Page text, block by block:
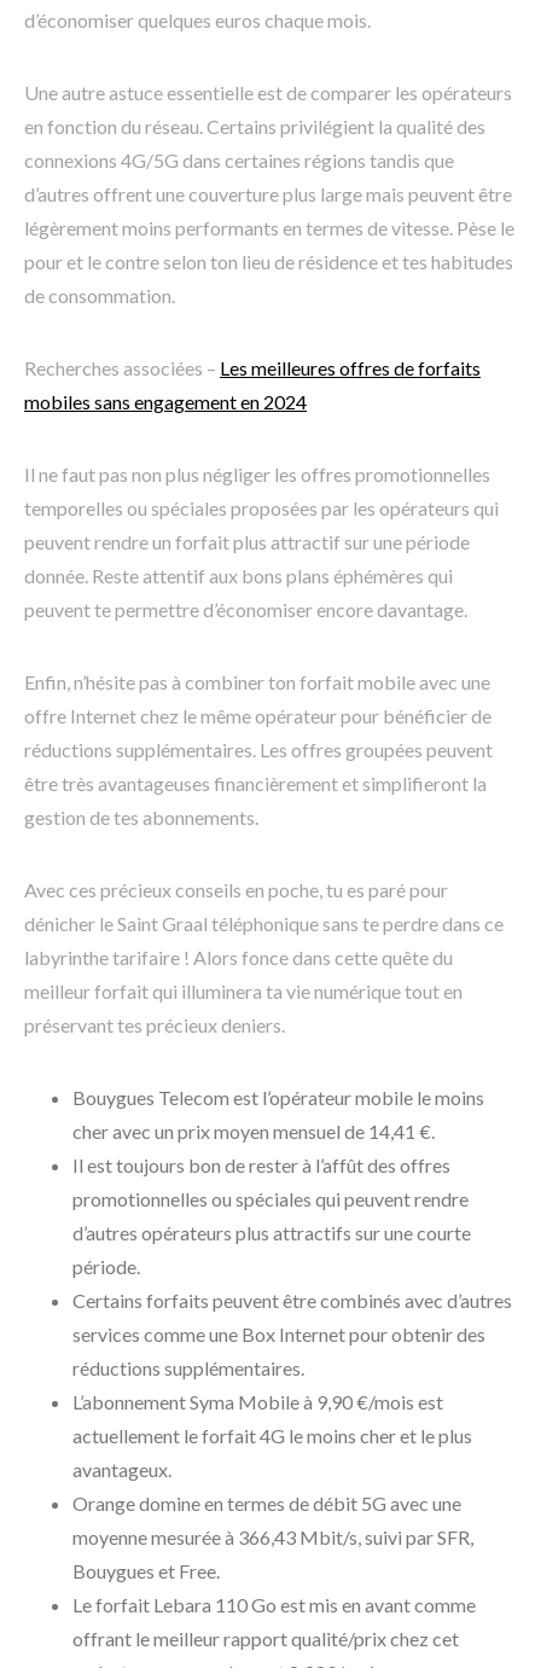
d’économiser quelques euros chaque mois.
Une autre astuce essentielle est de comparer les opérateurs
en fonction du réseau. Certains privilégient la qualité des
connexions 4G/5G dans certaines régions tandis que
d’autres offrent une couverture plus large mais peuvent être
légèrement moins performants en termes de vitesse. Pèse le
pour et le contre selon ton lieu de résidence et tes habitudes
de consommation.
Recherches associées – Les meilleures offres de forfaits
mobiles sans engagement en 2024
Il ne faut pas non plus négliger les offres promotionnelles
temporelles ou spéciales proposées par les opérateurs qui
peuvent rendre un forfait plus attractif sur une période
donnée. Reste attentif aux bons plans éphémères qui
peuvent te permettre d’économiser encore davantage.
Enfin, n’hésite pas à combiner ton forfait mobile avec une
offre Internet chez le même opérateur pour bénéficier de
réductions supplémentaires. Les offres groupées peuvent
être très avantageuses financièrement et simplifieront la
gestion de tes abonnements.
Avec ces précieux conseils en poche, tu es paré pour
dénicher le Saint Graal téléphonique sans te perdre dans ce
labyrinthe tarifaire ! Alors fonce dans cette quête du
meilleur forfait qui illuminera ta vie numérique tout en
préservant tes précieux deniers.
Bouygues Telecom est l’opérateur mobile le moins
cher avec un prix moyen mensuel de 14,41 €.
Il est toujours bon de rester à l’affût des offres
promotionnelles ou spéciales qui peuvent rendre
d’autres opérateurs plus attractifs sur une courte
période.
Certains forfaits peuvent être combinés avec d’autres
services comme une Box Internet pour obtenir des
réductions supplémentaires.
L’abonnement Syma Mobile à 9,90 €/mois est
actuellement le forfait 4G le moins cher et le plus
avantageux.
Orange domine en termes de débit 5G avec une
moyenne mesurée à 366,43 Mbit/s, suivi par SFR,
Bouygues et Free.
Le forfait Lebara 110 Go est mis en avant comme
offrant le meilleur rapport qualité/prix chez cet